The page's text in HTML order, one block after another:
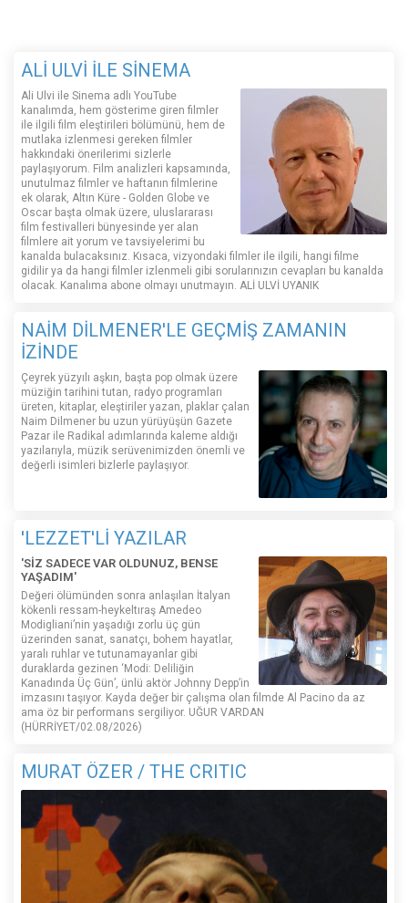
ALİ ULVİ İLE SİNEMA
Ali Ulvi ile Sinema adlı YouTube
kanalımda, hem gösterime giren filmler
ile ilgili film eleştirileri bölümünü, hem de
mutlaka izlenmesi gereken filmler
hakkındaki önerilerimi sizlerle
paylaşıyorum. Film analizleri kapsamında,
unutulmaz filmler ve haftanın filmlerine
ek olarak, Altın Küre - Golden Globe ve
Oscar başta olmak üzere, uluslararası
film festivalleri bünyesinde yer alan
filmlere ait yorum ve tavsiyelerimi bu
kanalda bulacaksınız. Kısaca, vizyondaki filmler ile ilgili, hangi filme
gidilir ya da hangi filmler izlenmeli gibi sorularınızın cevapları bu kanalda
olacak. Kanalıma abone olmayı unutmayın. ALİ ULVİ UYANIK
NAİM DİLMENER'LE GEÇMİŞ ZAMANIN
İZİNDE
Çeyrek yüzyılı aşkın, başta pop olmak üzere
müziğin tarihini tutan, radyo programları
üreten, kitaplar, eleştiriler yazan, plaklar çalan
Naim Dilmener bu uzun yürüyüşün Gazete
Pazar ile Radikal adımlarında kaleme aldığı
yazılarıyla, müzik serüvenimizden önemli ve
değerli isimleri bizlerle paylaşıyor.
'LEZZET'Lİ YAZILAR
'SİZ SADECE VAR OLDUNUZ, BENSE
YAŞADIM'
Değeri ölümünden sonra anlaşılan İtalyan
kökenli ressam-heykeltıraş Amedeo
Modigliani’nin yaşadığı zorlu üç gün
üzerinden sanat, sanatçı, bohem hayatlar,
yaralı ruhlar ve tutunamayanlar gibi
duraklarda gezinen ‘Modi: Deliliğin
Kanadında Üç Gün’, ünlü aktör Johnny Depp’in
imzasını taşıyor. Kayda değer bir çalışma olan filmde Al Pacino da az
ama öz bir performans sergiliyor. UĞUR VARDAN
(HÜRRİYET/02.08/2026)
MURAT ÖZER / THE CRITIC